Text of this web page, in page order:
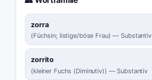
zorra
(Füchsin; listige/böse Frau) — Substantiv
zorrito
(kleiner Fuchs (Diminutiv)) — Substantiv